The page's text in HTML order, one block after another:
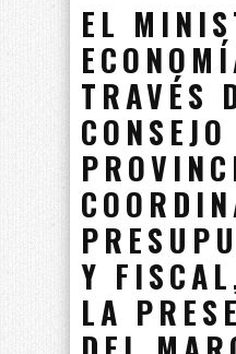
EL
TRAVÉS
CONSEJO
Y
LA